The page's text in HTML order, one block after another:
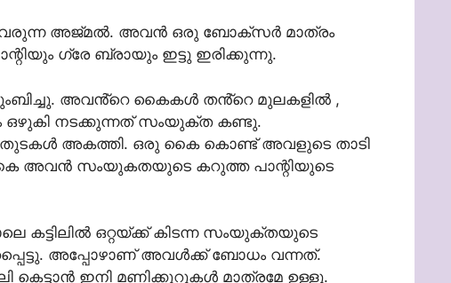
വരുന്ന അജ്മൽ. അവൻ ഒരു ബോക്സർ മാത്രം
ഗ്രേ ബ്രായും ഇട്ടു ഇരിക്കുന്നു.
അവൻ്റെ കൈകൾ തൻ്റെ മുലകളിൽ ,
ഒഴുകി നടക്കുന്നത് സംയുക്ത കണ്ടു.
അകത്തി. ഒരു കൈ കൊണ്ട് അവളുടെ താടി
കൈ അവൻ സംയുകതയുടെ കറുത്ത പാന്റിയുടെ
ഒറ്റയ്ക്ക് കിടന്ന സംയുക്തയുടെ
അപ്പോഴാണ് അവൾക്ക് ബോധം വന്നത്.
ഇനി മണിക്കൂറുകൾ മാത്രമേ ഉള്ളു.